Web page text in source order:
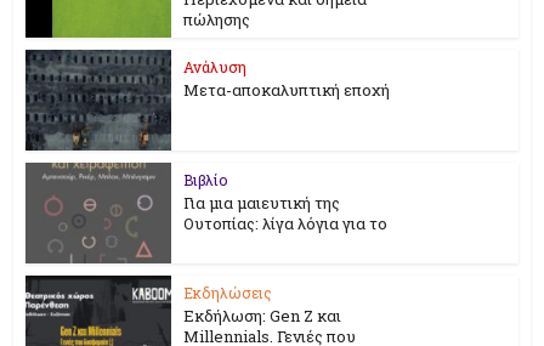
πώλησης
Ανάλυση
Μετα-αποκαλυπτική εποχή
Βιβλίο
Για μια μαιευτική της
Ουτοπίας: λίγα λόγια για το
Εκδηλώσεις
Εκδήλωση: Gen Z και
Millennials. Γενιές που